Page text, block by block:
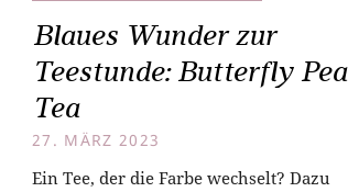
Blaues Wunder zur
Teestunde: Butterfly Pea
Tea
27. MÄRZ 2023
Ein Tee, der die Farbe wechselt? Dazu